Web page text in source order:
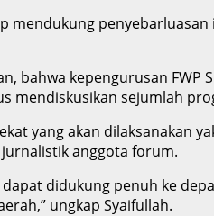
mendukung
bahwa kepengurusan
mendiskusikan sejumlah
yang akan dilaksanakan
anggota forum.
didukung penuh ke
ungkap Syaifullah.